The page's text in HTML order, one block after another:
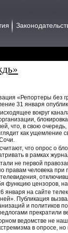
«Репортеры без
31 января
вокруг
что, в свою
как
что опрос о
в рамках
не первой
правам человека при
функцию цензоров,
января на сайте
Публикация
и политиков
прекратили
ведомстве не
в опросе, но